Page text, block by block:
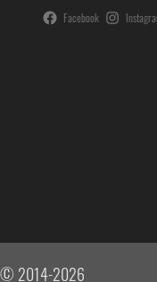
Facebook
| © 2014-2026